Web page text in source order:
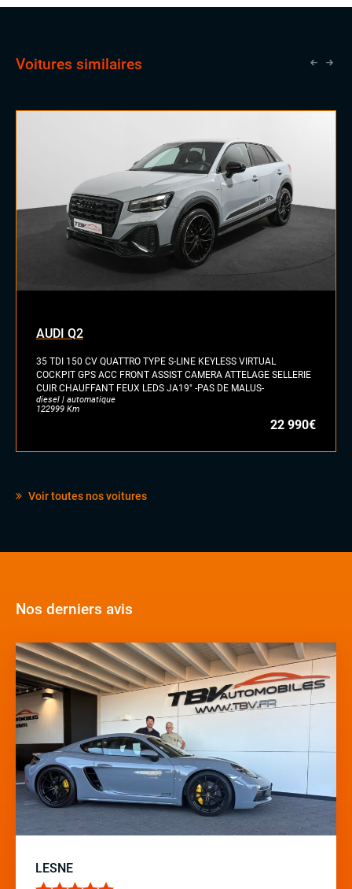
Voitures similaires
AUDI Q2
35 TDI 150 CV QUATTRO TYPE S-LINE KEYLESS VIRTUAL
COCKPIT GPS ACC FRONT ASSIST CAMERA ATTELAGE SELLERIE
CUIR CHAUFFANT FEUX LEDS JA19" -PAS DE MALUS-
diesel | automatique
122999 Km
22 990€
Voir toutes nos voitures
Nos derniers avis
LESNE